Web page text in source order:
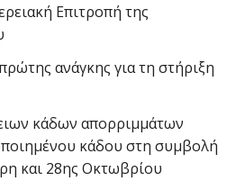
Επιτροπή της
ανάγκης για τη στήριξη
κάδων απορριμμάτων
κάδου στη συμβολή
και 28ης Οκτωβρίου